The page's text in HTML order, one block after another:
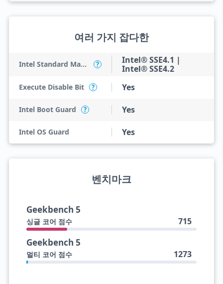
여러 가지 잡다한
Intel Standard Manageability (ISM) ?
Intel® SSE4.1 |
Intel® SSE4.2
Execute Disable Bit ? Yes
Intel Boot Guard ? Yes
Intel OS Guard Yes
벤치마크
Geekbench 5
싱글 코어 점수 715
Geekbench 5
멀티 코어 점수 1273